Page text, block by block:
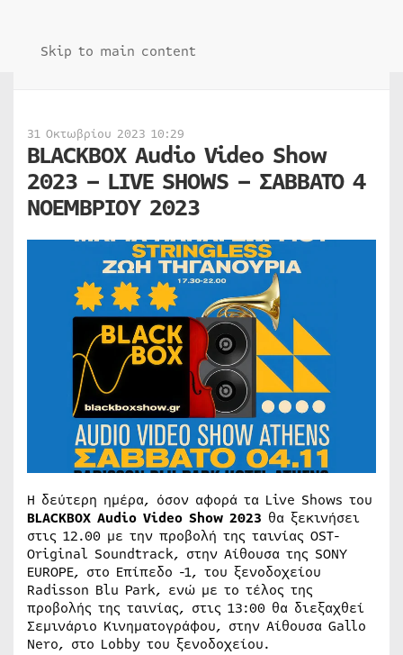
Skip to main content
31 Οκτωβρίου 2023 10:29
BLACKBOX Audio Video Show
2023 – LIVE SHOWS – ΣΑΒΒΑΤΟ 4
ΝΟΕΜΒΡΙΟΥ 2023
H δεύτερη ημέρα, όσον αφορά τα Live Shows του
BLACKBOX Audio Video Show 2023 θα ξεκινήσει
στις 12.00 με την προβολή της ταινίας OST-
Original Soundtrack, στην Αίθουσα της SONY
EUROPE, στο Επίπεδο -1, του ξενοδοχείου
Radisson Blu Park, ενώ με το τέλος της
προβολής της ταινίας, στις 13:00 θα διεξαχθεί
Σεμινάριο Κινηματογράφου, στην Αίθουσα Gallo
Nero, στο Lobby του ξενοδοχείου.